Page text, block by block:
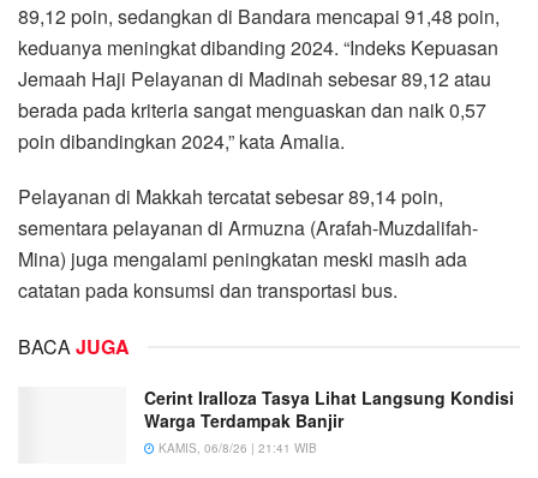
89,12 poin, sedangkan di Bandara mencapai 91,48 poin,
keduanya meningkat dibanding 2024. “Indeks Kepuasan
Jemaah Haji Pelayanan di Madinah sebesar 89,12 atau
berada pada kriteria sangat menguaskan dan naik 0,57
poin dibandingkan 2024,” kata Amalia.
Pelayanan di Makkah tercatat sebesar 89,14 poin,
sementara pelayanan di Armuzna (Arafah-Muzdalifah-
Mina) juga mengalami peningkatan meski masih ada
catatan pada konsumsi dan transportasi bus.
BACAJUGA
Cerint Iralloza Tasya Lihat Langsung Kondisi
Warga Terdampak Banjir
KAMIS, 06/8/26 | 21:41 WIB